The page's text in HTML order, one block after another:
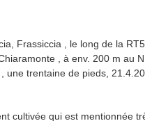
Frassiccia , le long de la
, à env. 200 m au
trentaine de pieds,
cultivée qui est mentionnée